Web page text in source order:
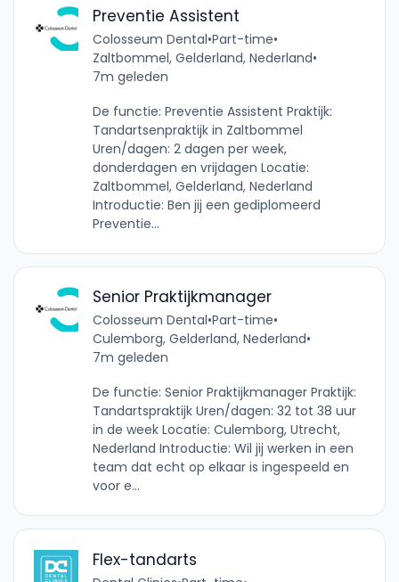
Preventie Assistent
Colosseum Dental•Part-time•
Zaltbommel, Gelderland, Nederland•
7m geleden
De functie: Preventie Assistent Praktijk:
Tandartsenpraktijk in Zaltbommel
Uren/dagen: 2 dagen per week,
donderdagen en vrijdagen Locatie:
Zaltbommel, Gelderland, Nederland
Introductie: Ben jij een gediplomeerd
Preventie...
Senior Praktijkmanager
Colosseum Dental•Part-time•
Culemborg, Gelderland, Nederland•
7m geleden
De functie: Senior Praktijkmanager Praktijk:
Tandartspraktijk Uren/dagen: 32 tot 38 uur
in de week Locatie: Culemborg, Utrecht,
Nederland Introductie: Wil jij werken in een
team dat echt op elkaar is ingespeeld en
voor e...
Flex-tandarts